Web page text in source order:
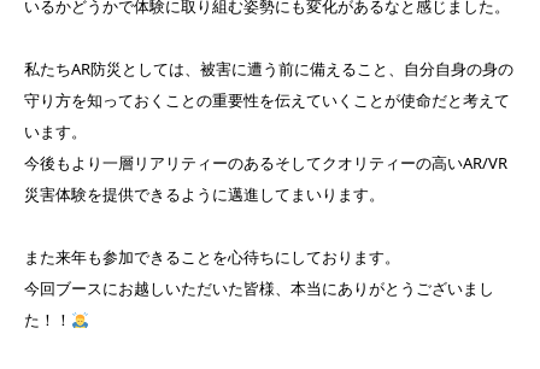
いるかどうかで体験に取り組む姿勢にも変化があるなと感じました。
私たちAR防災としては、被害に遭う前に備えること、自分自身の身の
守り方を知っておくことの重要性を伝えていくことが使命だと考えて
います。
今後もより一層リアリティーのあるそしてクオリティーの高いAR/VR
災害体験を提供できるように邁進してまいります。
また来年も参加できることを心待ちにしております。
今回ブースにお越しいただいた皆様、本当にありがとうございまし
た！！